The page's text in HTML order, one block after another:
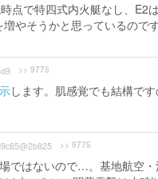
点で特四式内火艇なし、E2
やそうかと思っているので
>> 9775
します。肌感覚でも結構で
>> 9775
ではないので…。基地航空